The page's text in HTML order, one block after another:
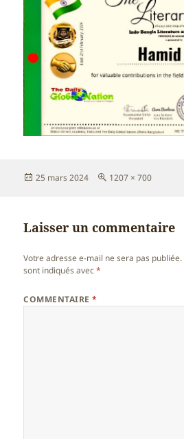
Publié
25 mars 2024
Taille
1207 × 700
Laisser un commentaire
Votre adresse e-mail ne sera pas publiée.
sont indiqués avec*
COMMENTAIRE*